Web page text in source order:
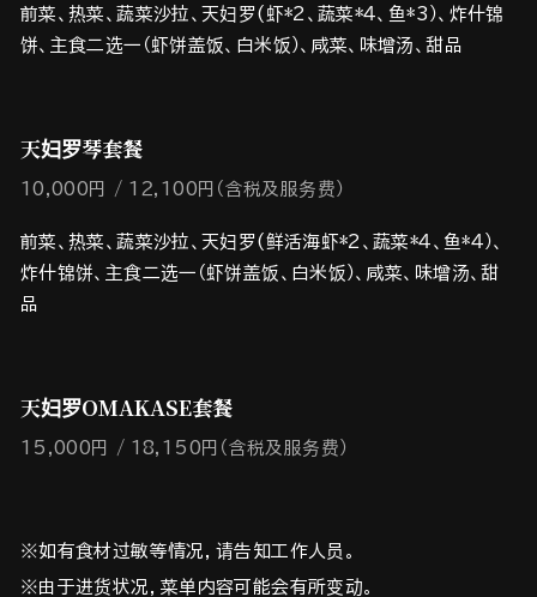
前菜、热菜、蔬菜沙拉、天妇罗(虾*2、蔬菜*４、鱼*3）、炸什锦
饼、主食二选一（虾饼盖饭、白米饭）、咸菜、味增汤、甜品
天妇罗琴套餐
10,000円 1２,100円（含税及服务费）
前菜、热菜、蔬菜沙拉、天妇罗(鲜活海虾*2、蔬菜*４、鱼*４）、
炸什锦饼、主食二选一（虾饼盖饭、白米饭）、咸菜、味增汤、甜
品
天妇罗OMAKASE套餐
15,000円 18,150円（含税及服务费）
※如有食材过敏等情况，请告知工作人员。
※由于进货状况，菜单内容可能会有所变动。